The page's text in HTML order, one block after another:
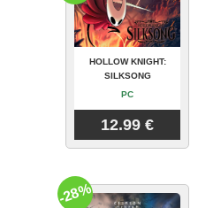
HOLLOW KNIGHT:
SILKSONG
PC
12.99 €
-28%